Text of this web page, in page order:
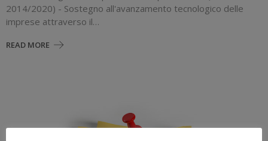
2014/2020) - Sostegno all'avanzamento tecnologico delle
imprese attraverso il…
READ MORE